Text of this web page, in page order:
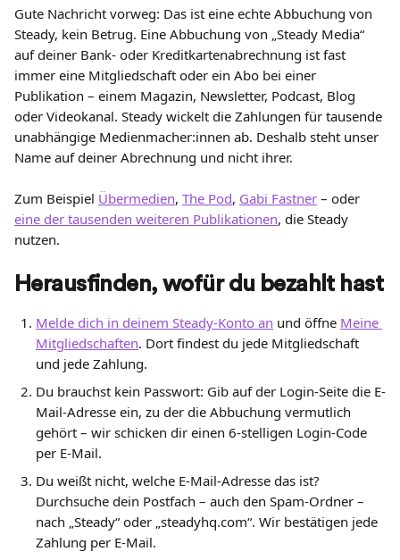
Gute Nachricht vorweg: Das ist eine echte Abbuchung von
Steady, kein Betrug. Eine Abbuchung von „Steady Media“
auf deiner Bank- oder Kreditkartenabrechnung ist fast
immer eine Mitgliedschaft oder ein Abo bei einer
Publikation – einem Magazin, Newsletter, Podcast, Blog
oder Videokanal. Steady wickelt die Zahlungen für tausende
unabhängige Medienmacher:innen ab. Deshalb steht unser
Name auf deiner Abrechnung und nicht ihrer.
Zum Beispiel Übermedien, The Pod, Gabi Fastner – oder
eine der tausenden weiteren Publikationen, die Steady
nutzen.
Herausfinden, wofür du bezahlt hast
Melde dich in deinem Steady-Konto an und öffne Meine
Mitgliedschaften. Dort findest du jede Mitgliedschaft
und jede Zahlung.
Du brauchst kein Passwort: Gib auf der Login-Seite die E-
Mail-Adresse ein, zu der die Abbuchung vermutlich
gehört – wir schicken dir einen 6-stelligen Login-Code
per E-Mail.
Du weißt nicht, welche E-Mail-Adresse das ist?
Durchsuche dein Postfach – auch den Spam-Ordner –
nach „Steady“ oder „steadyhq.com“. Wir bestätigen jede
Zahlung per E-Mail.